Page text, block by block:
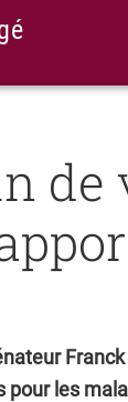
de
pour les